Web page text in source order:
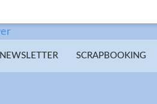
NEWSLETTER SCRAPBOOKING